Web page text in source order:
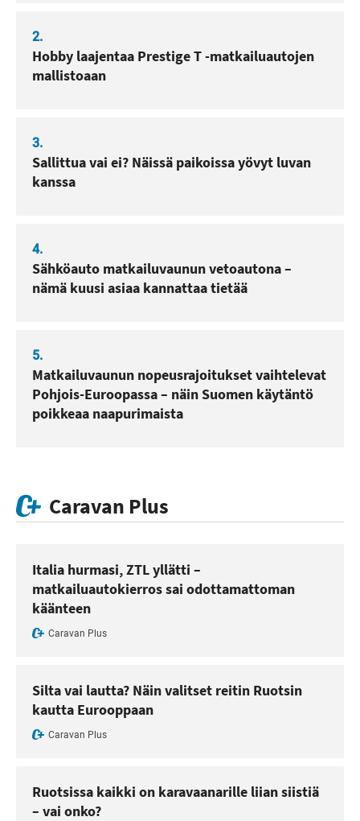
2.
Hobby laajentaa Prestige T -matkailuautojen
mallistoaan
3.
Sallittua vai ei? Näissä paikoissa yövyt luvan
kanssa
4.
Sähköauto matkailuvaunun vetoautona –
nämä kuusi asiaa kannattaa tietää
5.
Matkailuvaunun nopeusrajoitukset vaihtelevat
Pohjois-Euroopassa – näin Suomen käytäntö
poikkeaa naapurimaista
Caravan Plus
Italia hurmasi, ZTL yllätti –
matkailuautokierros sai odottamattoman
käänteen
Caravan Plus
Silta vai lautta? Näin valitset reitin Ruotsin
kautta Eurooppaan
Caravan Plus
Ruotsissa kaikki on karavaanarille liian siistiä
– vai onko?